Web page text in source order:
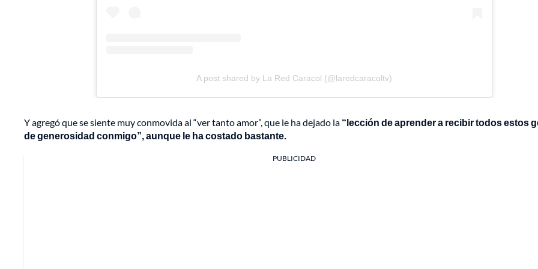
A post shared by La Red Caracol (@laredcaracoltv)
Y agregó que se siente muy conmovida al “ver tanto amor”, que le ha dejado la “lección de aprender a recibir todos estos
de generosidad conmigo”, aunque le ha costado bastante.
PUBLICIDAD